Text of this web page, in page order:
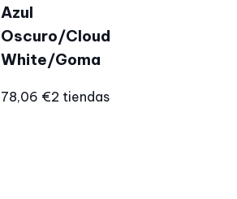
Azul
Oscuro/Cloud
White/Goma
78,06 €2 tiendas